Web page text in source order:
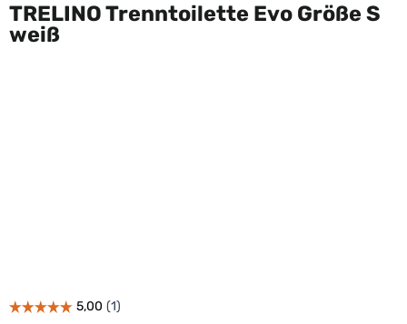
TRELINO Trenntoilette Evo Größe S
weiß